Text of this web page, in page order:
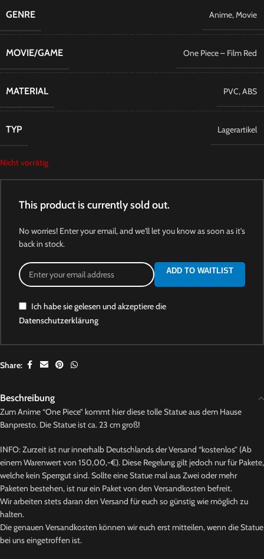
GENRE Anime,Movie
MOVIE/GAME One Piece – Film Red
MATERIAL PVC,ABS
TYP Lagerartikel
Nicht vorrätig
This product is currently sold out.
No worries! Enter your email, and we'll let you know as soon as it's
back in stock.
ADD TO WAITLIST
Ich habe sie gelesen und akzeptiere die
Datenschutzerklärung
Share:
Beschreibung
Zum Anime “One Piece” kommt hier diese tolle Statue aus dem Hause
Banpresto. Die Statue ist ca. 23 cm groß!
INFO: Zurzeit ist nur innerhalb Deutschlands der Versand “kostenlos” (Ab
einem Warenwert von 150,00,-€). Diese Regelung gilt jedoch nur für Pakete,
welche kein Sperrgut sind. Sollte eine Statue mal aus Zwei oder mehr
Paketen bestehen, ist nur ein Paket von den Versandkosten befreit.
Wir arbeiten stets daran den Versand für euch so günstig wie möglich zu
halten.
Die genauen Versandkosten können wir euch erst mitteilen, wenn die Statue
bei uns eingetroffen ist.